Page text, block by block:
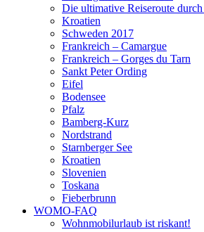
Die ultimative Reiseroute
Kroatien
Schweden 2017
Frankreich – Camargue
Frankreich – Gorges du Tarn
Sankt Peter Ording
Eifel
Bodensee
Pfalz
Bamberg-Kurz
Nordstrand
Starnberger See
Kroatien
Slovenien
Toskana
Fieberbrunn
WOMO-FAQ
Wohnmobilurlaub ist riskant!